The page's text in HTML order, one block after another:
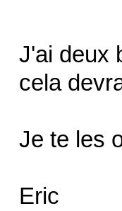
J'ai deux
cela
Je te les
Eric